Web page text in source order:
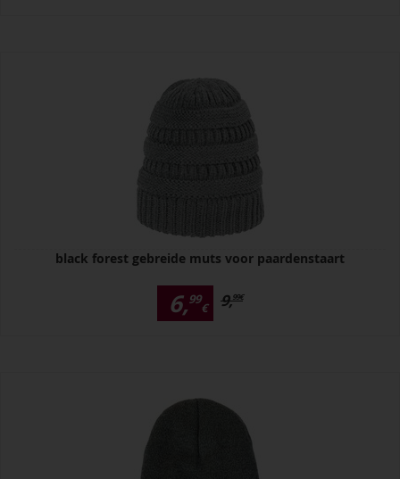
black forest gebreide muts voor paardenstaart
6,99
€ 9,99€